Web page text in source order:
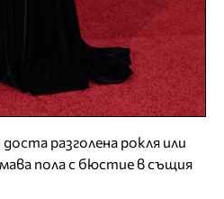
доста разголена рокля или
пола с бюстие в същия